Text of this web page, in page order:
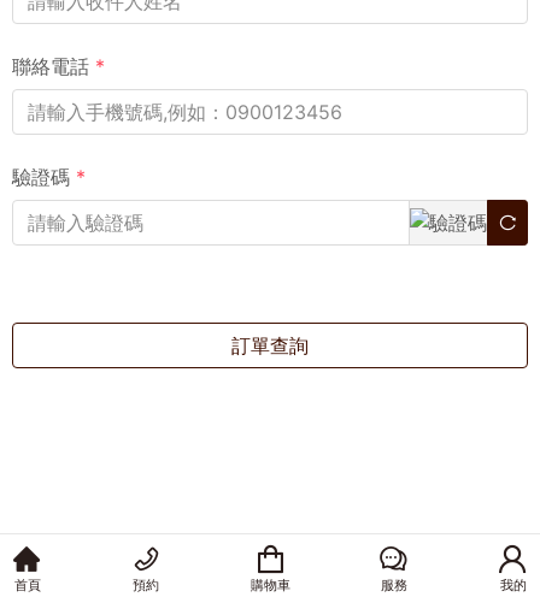
聯絡電話 *
驗證碼 *
訂單查詢
首頁 預約 購物車 服務 我的